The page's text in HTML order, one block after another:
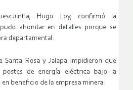
Hugo Loy, confirmó la
ahondar en detalles porque se
departamental.
Santa Rosa y Jalapa impidieron que
postes de energía eléctrica bajo la
en beneficio de la empresa minera.